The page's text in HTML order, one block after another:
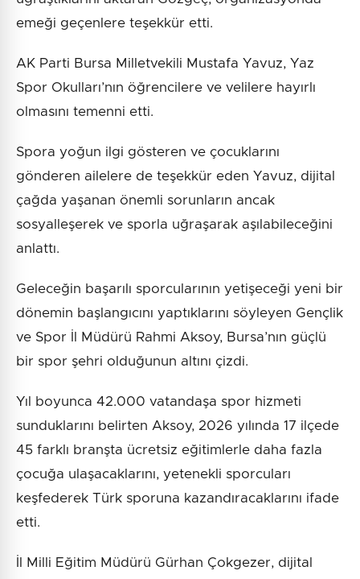
emeği geçenlere teşekkür etti.
AK Parti Bursa Milletvekili Mustafa Yavuz, Yaz
Spor Okulları’nın öğrencilere ve velilere hayırlı
olmasını temenni etti.
Spora yoğun ilgi gösteren ve çocuklarını
gönderen ailelere de teşekkür eden Yavuz, dijital
çağda yaşanan önemli sorunların ancak
sosyalleşerek ve sporla uğraşarak aşılabileceğini
anlattı.
Geleceğin başarılı sporcularının yetişeceği yeni bir
dönemin başlangıcını yaptıklarını söyleyen Gençlik
ve Spor İl Müdürü Rahmi Aksoy, Bursa’nın güçlü
bir spor şehri olduğunun altını çizdi.
Yıl boyunca 42.000 vatandaşa spor hizmeti
sunduklarını belirten Aksoy, 2026 yılında 17 ilçede
45 farklı branşta ücretsiz eğitimlerle daha fazla
çocuğa ulaşacaklarını, yetenekli sporcuları
keşfederek Türk sporuna kazandıracaklarını ifade
etti.
İl Milli Eğitim Müdürü Gürhan Çokgezer, dijital